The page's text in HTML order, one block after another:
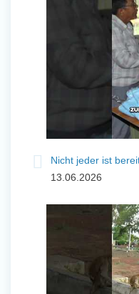
Nicht jeder ist
13.06.2026